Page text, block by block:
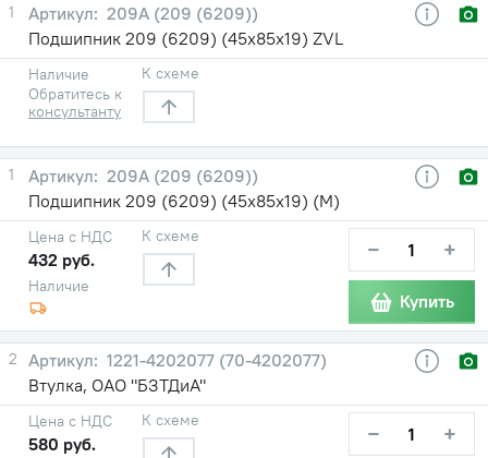
1
209А (209 (6209))
Подшипник 209 (6209) (45х85х19) ZVL
Наличие
Обратитесь к
консультанту
К схеме
1
209А (209 (6209))
Подшипник 209 (6209) (45х85х19) (М)
Наличие
Цена с НДС
432 руб.
К схеме − +
Купить
2
1221-4202077 (70-4202077)
Втулка, ОАО "БЗТДиА"
Цена с НДС
580 руб.
К схеме − +